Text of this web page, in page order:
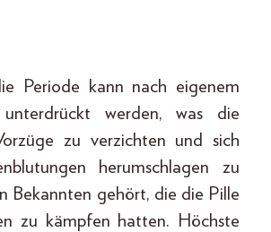
Periode kann nach eigenem
werden, was die
zu verzichten und sich
herumschlagen zu
Bekannten gehört, die die Pille
zu kämpfen hatten. Höchste